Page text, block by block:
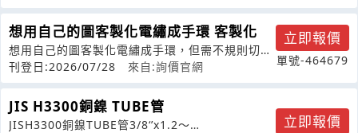
想用自己的圖客製化電繡成手環 客製化
想用自己的圖客製化電繡成手環，但需不規則切
邊，只有少量訂製
刊登日:2026/07/28 來自:詢價官網
立即報價
單號-464679
JIS H3300銅鎳 TUBE管
JISH3300銅鎳TUBE管3/8‘’x1.2～
立即報價